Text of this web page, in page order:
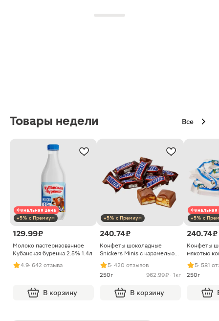
Товары недели Все
Финальная цена
+5% с Премиум
129.99 ₽
Молоко пастеризованное
Кубанская буренка 2.5% 1.4л
4.9· 642 отзыва
В корзину
+5% с Премиум
240.74 ₽
Конфеты шоколадные
Snickers Minis с карамелью
арахисом и нугой
5· 420 отзывов
250г
962.99 ₽ · 1кг
В корзину
Финальная
+5% с
240.74 ₽
Конфеты
мякотью
5· 581
250г